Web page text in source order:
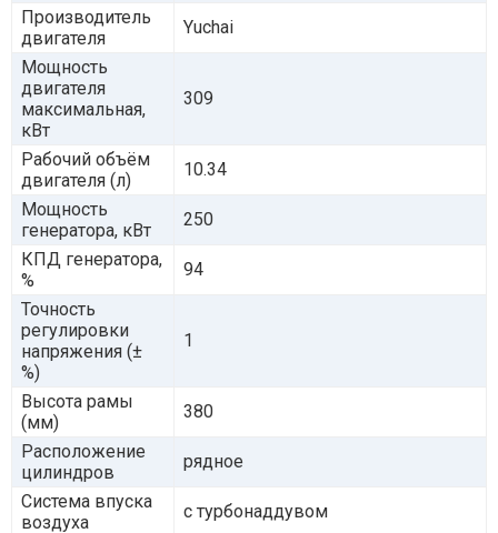
Производитель
двигателя
Yuchai
Мощность
двигателя
максимальная,
кВт
309
Рабочий объём
двигателя (л)
10.34
Мощность
генератора, кВт
250
КПД генератора,
%
94
Точность
регулировки
напряжения (±
%)
1
Высота рамы
(мм)
380
Расположение
цилиндров
рядное
Система впуска
воздуха
с турбонаддувом